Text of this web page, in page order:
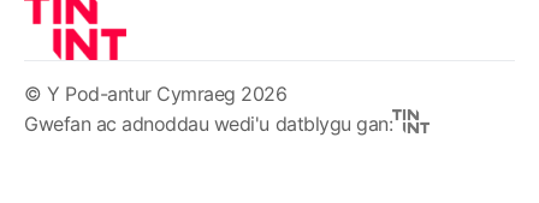
© Y Pod-antur Cymraeg 2026
Gwefan ac adnoddau wedi'u datblygu gan: